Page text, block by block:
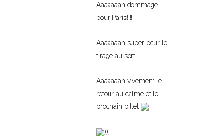
Aaaaaaah dommage
pour Paris!!!!
Aaaaaaah super pour le
tirage au sort!
Aaaaaaah vivement le
retour au calme et le
prochain billet
)))